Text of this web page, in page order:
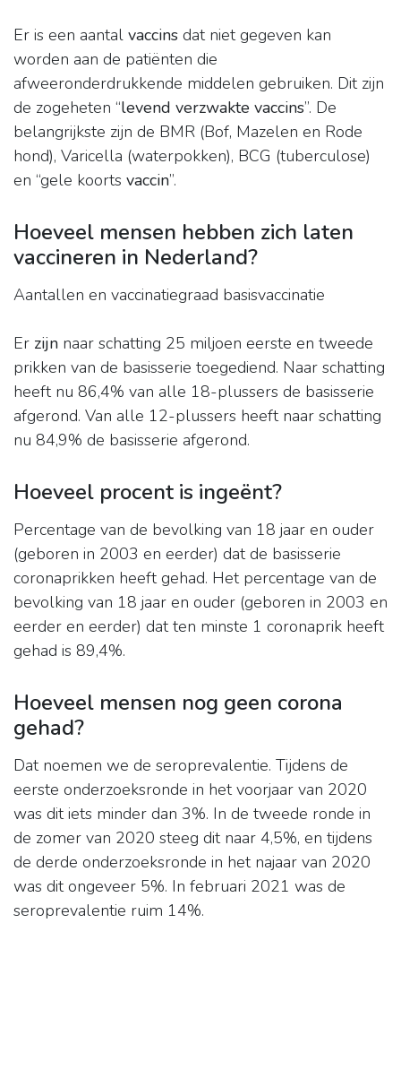
Er is een aantal vaccins dat niet gegeven kan
worden aan de patiënten die
afweeronderdrukkende middelen gebruiken. Dit zijn
de zogeheten “levend verzwakte vaccins”. De
belangrijkste zijn de BMR (Bof, Mazelen en Rode
hond), Varicella (waterpokken), BCG (tuberculose)
en “gele koorts vaccin”.
Hoeveel mensen hebben zich laten
vaccineren in Nederland?
Aantallen en vaccinatiegraad basisvaccinatie
Er zijn naar schatting 25 miljoen eerste en tweede
prikken van de basisserie toegediend. Naar schatting
heeft nu 86,4% van alle 18-plussers de basisserie
afgerond. Van alle 12-plussers heeft naar schatting
nu 84,9% de basisserie afgerond.
Hoeveel procent is ingeënt?
Percentage van de bevolking van 18 jaar en ouder
(geboren in 2003 en eerder) dat de basisserie
coronaprikken heeft gehad. Het percentage van de
bevolking van 18 jaar en ouder (geboren in 2003 en
eerder en eerder) dat ten minste 1 coronaprik heeft
gehad is 89,4%.
Hoeveel mensen nog geen corona
gehad?
Dat noemen we de seroprevalentie. Tijdens de
eerste onderzoeksronde in het voorjaar van 2020
was dit iets minder dan 3%. In de tweede ronde in
de zomer van 2020 steeg dit naar 4,5%, en tijdens
de derde onderzoeksronde in het najaar van 2020
was dit ongeveer 5%. In februari 2021 was de
seroprevalentie ruim 14%.